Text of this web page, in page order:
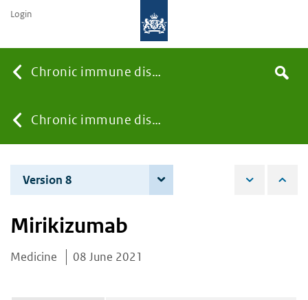
Chronic immune diseases
You
are
here:
Chronic immune diseases
the
Search
Login
Version 8
Mirikizumab
Medicine 08 June 2021